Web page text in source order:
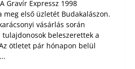
Gravír Expressz 1998
első üzletét Budakalászon.
vásárlás során
beleszerettek a
ötletet pár hónapon belül